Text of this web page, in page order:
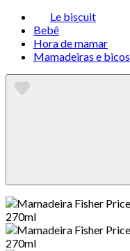
Le biscuit
Bebê
Hora de mamar
Mamadeiras e bicos